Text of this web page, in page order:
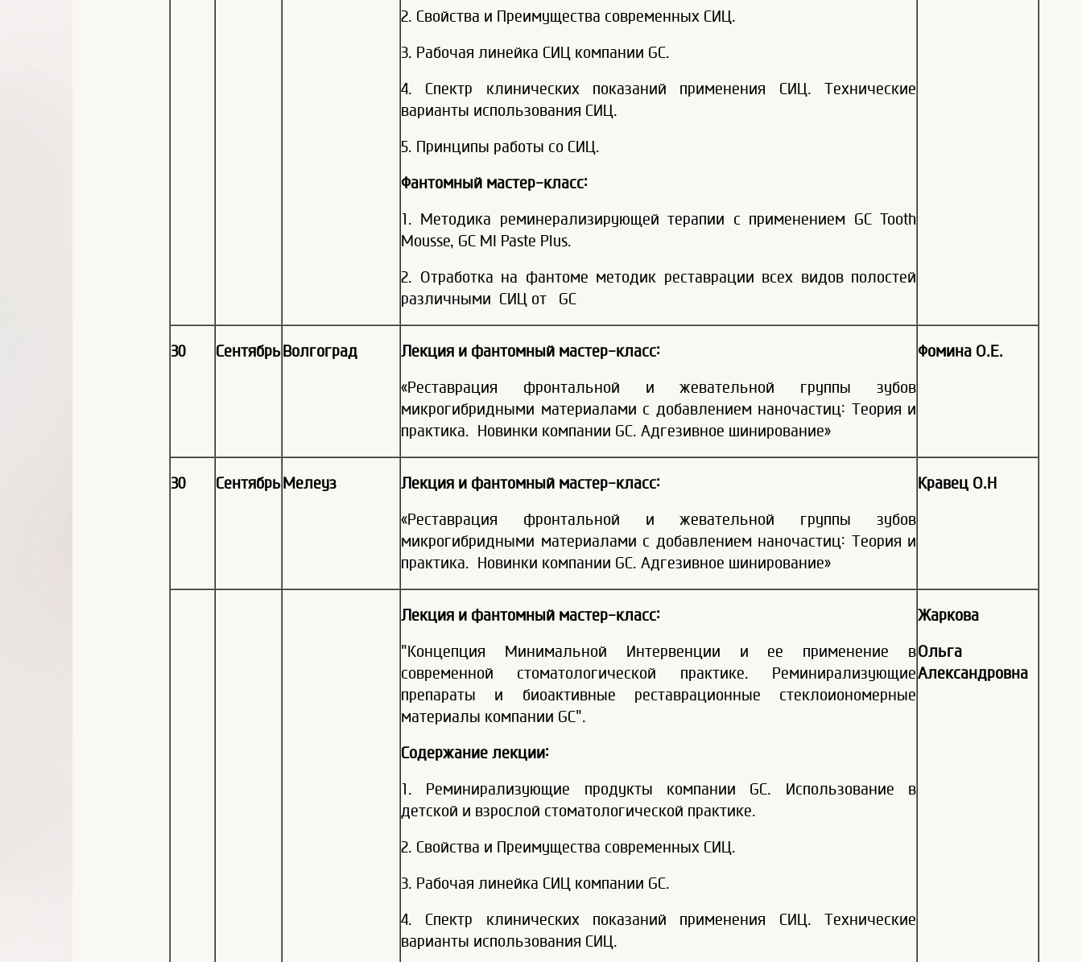
2. Свойства и Преимущества современных СИЦ.
3. Рабочая линейка СИЦ компании GC.
4. Спектр клинических показаний применения СИЦ. Технические
варианты использования СИЦ.
5. Принципы работы со СИЦ.
Фантомный мастер-класс:
1. Методика реминерализирующей терапии с применением GC Tooth
Mousse, GC MI Paste Plus.
2. Отработка на фантоме методик реставрации всех видов полостей
различными СИЦ от GC
30 СентябрьВолгоград Лекция и фантомный мастер-класс:
«Реставрация фронтальной и жевательной группы зубов
микрогибридными материалами с добавлением наночастиц: Теория и
практика. Новинки компании GC. Адгезивное шинирование»
Фомина О.Е.
30 СентябрьМелеуз Лекция и фантомный мастер-класс:
«Реставрация фронтальной и жевательной группы зубов
микрогибридными материалами с добавлением наночастиц: Теория и
практика. Новинки компании GC. Адгезивное шинирование»
Кравец О.Н
Лекция и фантомный мастер-класс:
"Концепция Минимальной Интервенции и ее применение в
современной стоматологической практике. Реминирализующие
препараты и биоактивные реставрационные стеклоиономерные
материалы компании GC".
Содержание лекции:
1. Реминирализующие продукты компании GC. Использование в
детской и взрослой стоматологической практике.
2. Свойства и Преимущества современных СИЦ.
3. Рабочая линейка СИЦ компании GC.
4. Спектр клинических показаний применения СИЦ. Технические
варианты использования СИЦ.
Жаркова
Ольга
Александровна